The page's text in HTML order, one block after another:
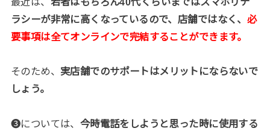
ラシーが非常に高くなっているので、店舗ではなく、 必
要事項は全てオンラインで完結することができます。
そのため、 実店舗でのサポートはメリットにならないで
しょう。
❸については、 今時電話をしようと思った時に使用する